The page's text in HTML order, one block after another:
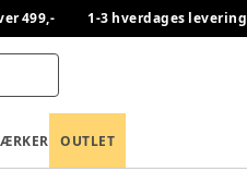
499,- 1-3 hverdages levering
OUTLET